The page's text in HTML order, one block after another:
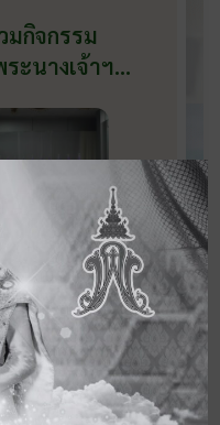
กิจกรรม
ะนางเจ้าฯ
กาสวันเฉลิม
งานอำเภอ
ะชาคมริมน้ำ
ด